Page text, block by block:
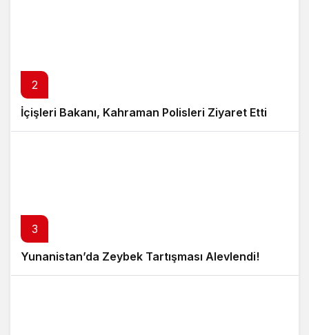
2
İçişleri Bakanı, Kahraman Polisleri Ziyaret Etti
3
Yunanistan’da Zeybek Tartışması Alevlendi!